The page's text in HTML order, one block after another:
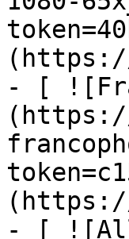
- [
- [